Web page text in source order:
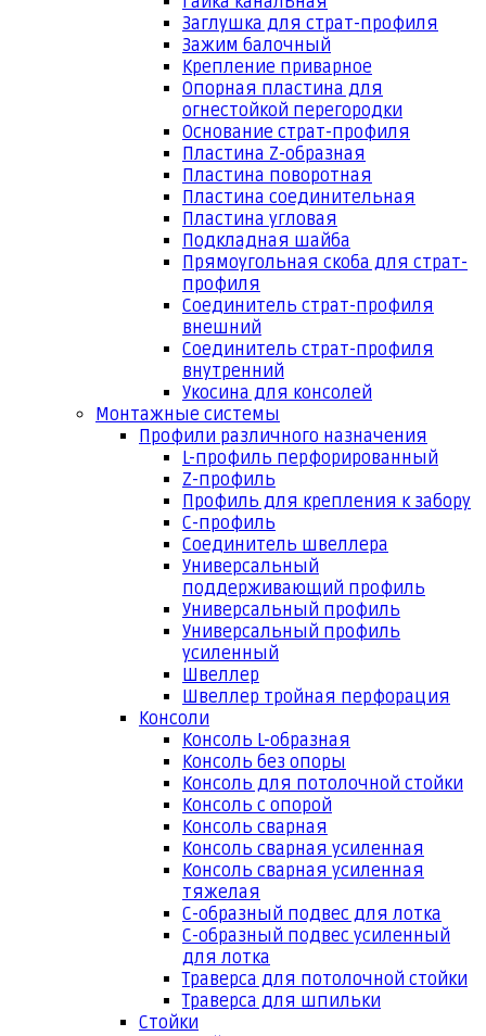
Заглушка для страт-профиля
Зажим балочный
Крепление приварное
Опорная пластина для
огнестойкой перегородки
Основание страт-профиля
Пластина Z-образная
Пластина поворотная
Пластина соединительная
Пластина угловая
Подкладная шайба
Прямоугольная скоба для страт-
профиля
Соединитель страт-профиля
внешний
Соединитель страт-профиля
внутренний
Укосина для консолей
Монтажные системы
Профили различного назначения
L-профиль перфорированный
Z-профиль
Профиль для крепления к забору
С-профиль
Соединитель швеллера
Универсальный
поддерживающий профиль
Универсальный профиль
Универсальный профиль
усиленный
Швеллер
Швеллер тройная перфорация
Консоли
Консоль L-образная
Консоль без опоры
Консоль для потолочной стойки
Консоль с опорой
Консоль сварная
Консоль сварная усиленная
Консоль сварная усиленная
тяжелая
С-образный подвес для лотка
С-образный подвес усиленный
для лотка
Траверса для потолочной стойки
Траверса для шпильки
Стойки